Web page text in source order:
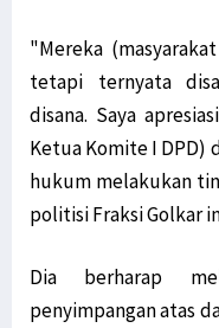
"Mereka
tetapi ternyata
disana. Saya
Ketua Komite I DPD)
hukum melakukan
politisi Fraksi Golkar
Dia berharap
penyimpangan atas